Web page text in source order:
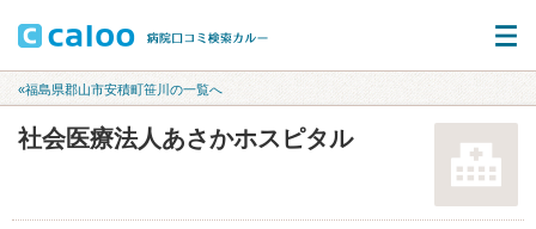
«福島県郡山市安積町笹川の一覧へ
社会医療法人あさかホスピタル